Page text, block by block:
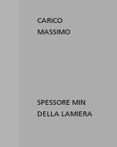
CARICO
MASSIMO
SPESSORE MIN
DELLA LAMIERA